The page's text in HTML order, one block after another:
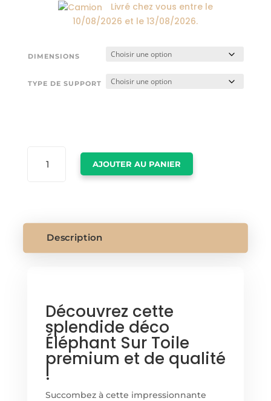
Livré chez vous entre le
10/08/2026 et le13/08/2026.
DIMENSIONS
TYPE DE SUPPORT
AJOUTER AU PANIER
Description
Découvrez cette
splendide déco
Éléphant Sur Toile
premium et de qualité
!
Succombez à cette impressionnante